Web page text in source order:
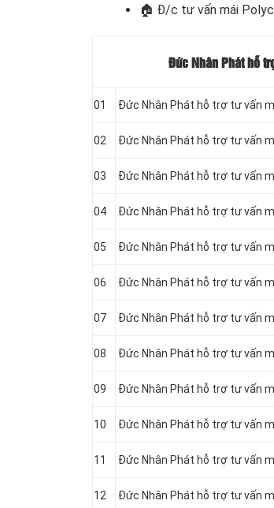
🏠 Đ/c tư vấn mái
Đức Nhân Phát hỗ
01 Đức Nhân Phát hỗ trợ tư vấn
02 Đức Nhân Phát hỗ trợ tư vấn
03 Đức Nhân Phát hỗ trợ tư vấn
04 Đức Nhân Phát hỗ trợ tư vấn
05 Đức Nhân Phát hỗ trợ tư vấn
06 Đức Nhân Phát hỗ trợ tư vấn
07 Đức Nhân Phát hỗ trợ tư vấn
08 Đức Nhân Phát hỗ trợ tư vấn
09 Đức Nhân Phát hỗ trợ tư vấn
10 Đức Nhân Phát hỗ trợ tư vấn
11 Đức Nhân Phát hỗ trợ tư vấn
12 Đức Nhân Phát hỗ trợ tư vấn